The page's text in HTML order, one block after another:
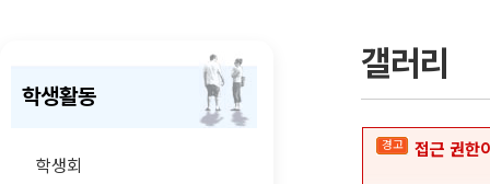
학생활동
학생회
갤러리
경고 접근 권한